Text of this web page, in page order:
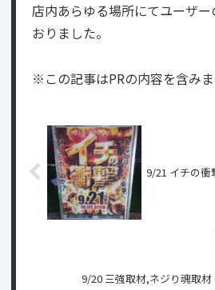
店内あらゆる場所にてユーザ
おりました。
※この記事はPRの内容を含みま
9/21 イチの衝
9/20 三強取材,ネジり魂取材